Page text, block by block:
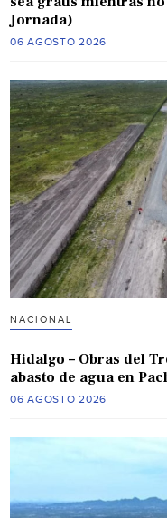
Jornada)
06 AGOSTO 2026
NACIONAL
Hidalgo – Obras del
abasto de agua en
06 AGOSTO 2026